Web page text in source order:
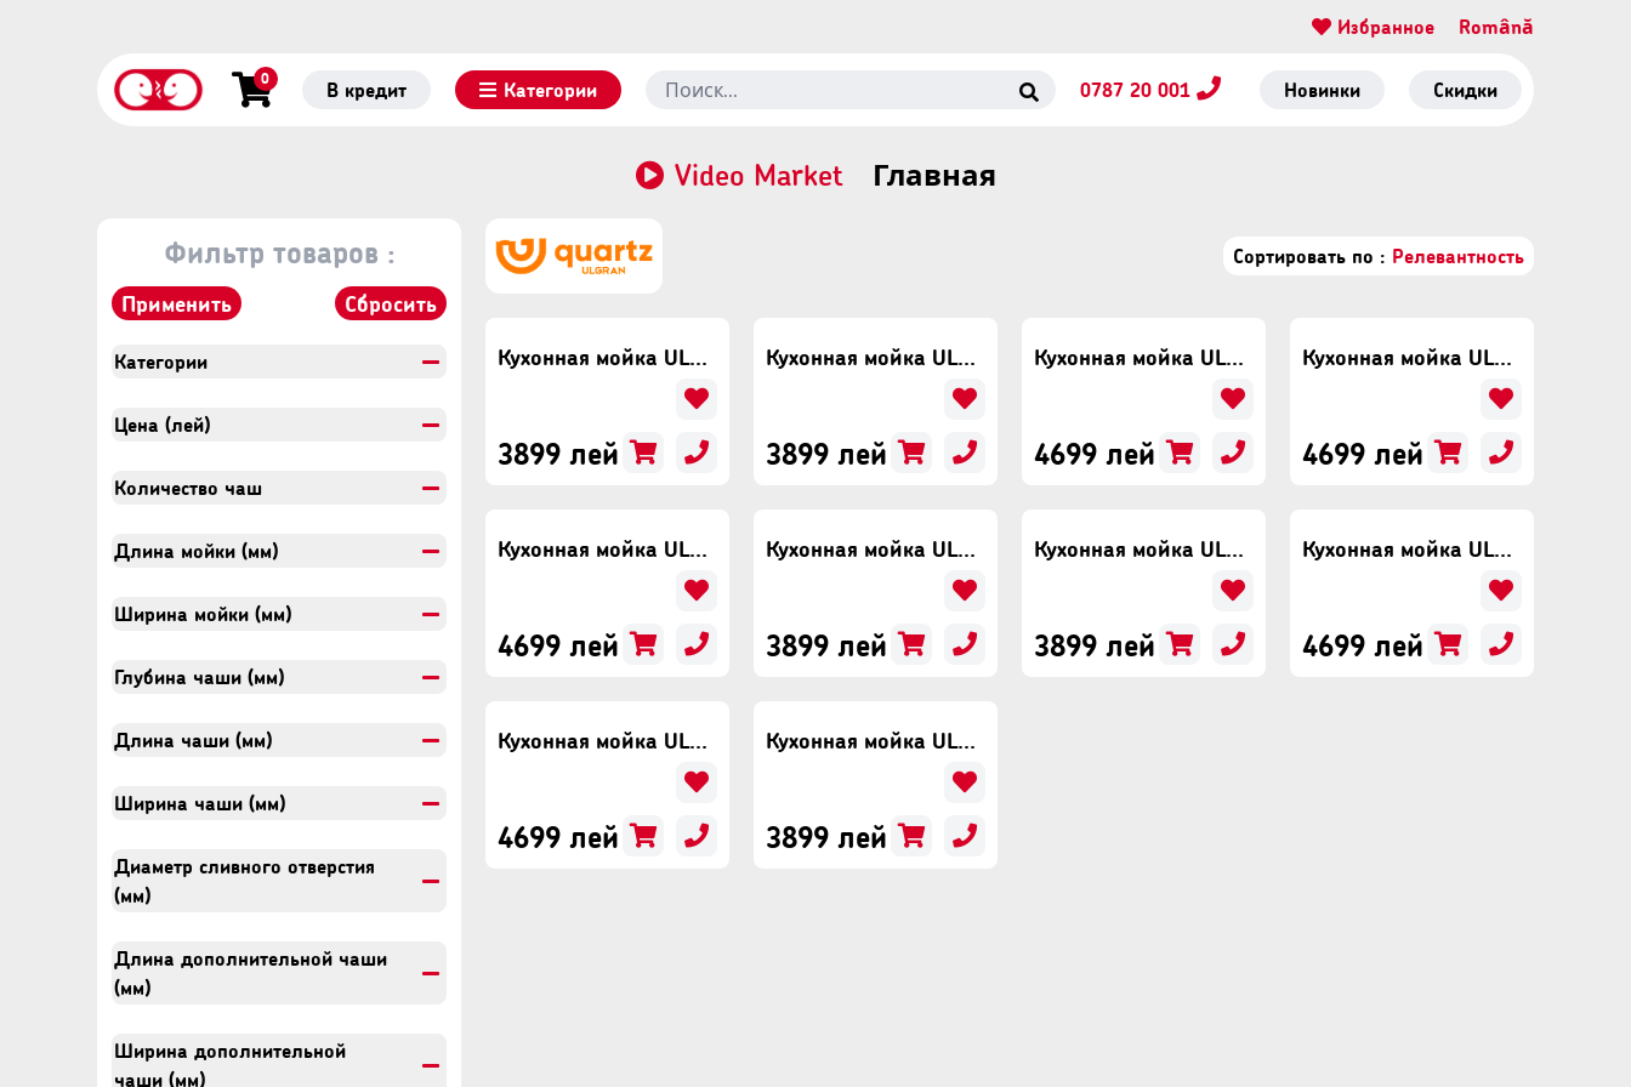
Избранное Română
0 В кредит Категории 0787 20 001 Новинки Скидки
Video Market Главная
Фильтр товаров :
Применить Сбросить
Категории
Цена (лей)
Количество чаш
Длина мойки (мм)
Ширина мойки (мм)
Глубина чаши (мм)
Длина чаши (мм)
Ширина чаши (мм)
Диаметр сливного отверстия
(мм)
Длина дополнительной чаши
(мм)
Ширина дополнительной
чаши (мм)
Сортировать по : Релевантность
Кухонная мойка ULGRAN Quartz Prima 780 Платина
3899 лей
Кухонная мойка ULGRAN Quartz Prima 780 Десерт
3899 лей
Кухонная мойка ULGRAN Quartz Ruma 780 Уголь
4699 лей
Кухонная мойка ULGRAN Quartz Ruma 780 Платина
4699 лей
Кухонная мойка ULGRAN Quartz Ruma 780 Лён
4699 лей
Кухонная мойка ULGRAN Quartz Prima 780 Уголь
3899 лей
Кухонная мойка ULGRAN Quartz Prima 780 Лён
3899 лей
Кухонная мойка ULGRAN Quartz Ruma 780 Асфальт
4699 лей
Кухонная мойка ULGRAN Quartz Ruma 780 Десерт
4699 лей
Кухонная мойка ULGRAN Quartz Prima 780 Асфальт
3899 лей